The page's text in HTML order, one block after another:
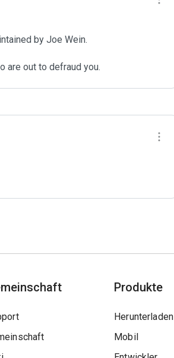
by Joe Wein.
are out to defraud you.
Produkte
Herunterladen
Mobil